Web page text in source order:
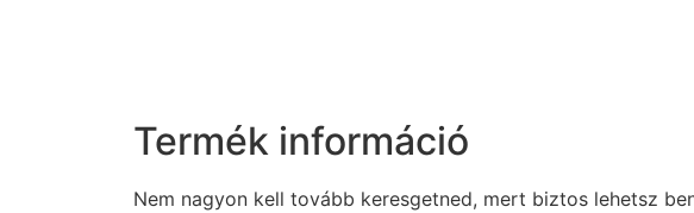
Termék információ
Nem nagyon kell tovább keresgetned, mert biztos lehetsz